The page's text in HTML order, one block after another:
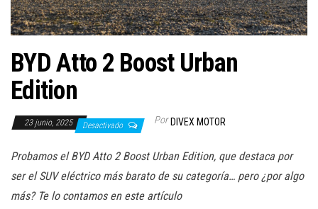
c
BYD Atto 2 Boost Urban
Edition
23 junio, 2025 Desactivado Por DIVEX MOTOR
Probamos el BYD Atto 2 Boost Urban Edition, que destaca por
ser el SUV eléctrico más barato de su categoría… pero ¿por algo
más? Te lo contamos en este artículo